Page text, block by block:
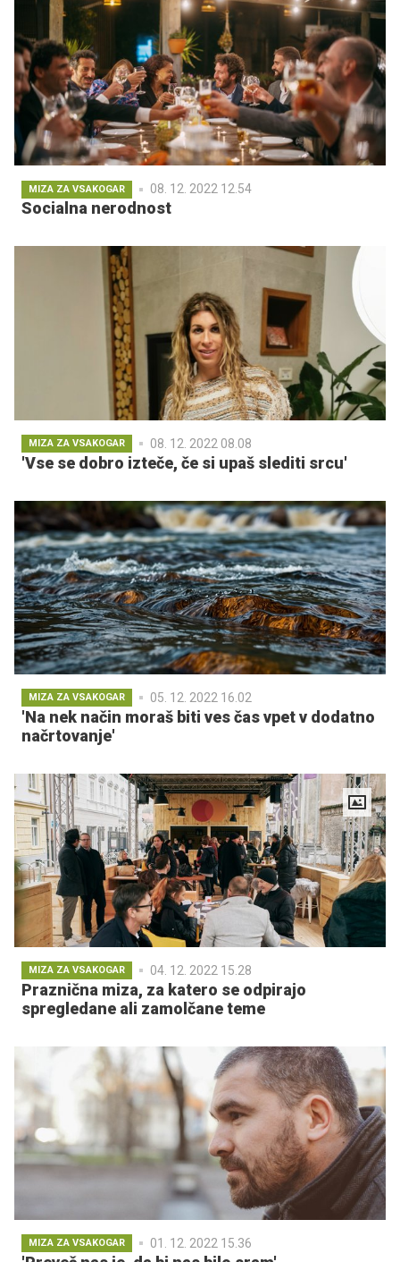
MIZA ZA VSAKOGAR 08. 12. 2022 12.54
Socialna nerodnost
MIZA ZA VSAKOGAR 08. 12. 2022 08.08
'Vse se dobro izteče, če si upaš slediti srcu'
MIZA ZA VSAKOGAR 05. 12. 2022 16.02
'Na nek način moraš biti ves čas vpet v dodatno
načrtovanje'
MIZA ZA VSAKOGAR 04. 12. 2022 15.28
Praznična miza, za katero se odpirajo
spregledane ali zamolčane teme
MIZA ZA VSAKOGAR 01. 12. 2022 15.36